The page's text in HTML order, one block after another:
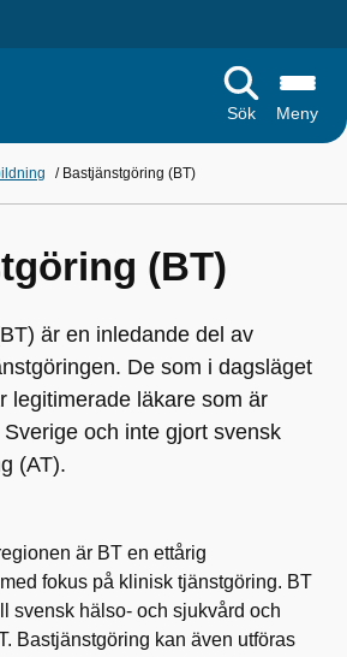
Sök
Meny
/ Bastjänstgöring (BT)
(BT)
är en inledande del av
De som i dagsläget
legitimerade läkare som är
och inte gjort svensk
(AT).
är BT en ettårig
fokus på klinisk tjänstgöring. BT
svensk hälso- och sjukvård och
Bastjänstgöring kan även utföras